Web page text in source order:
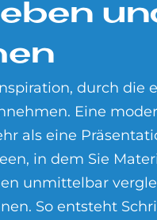
durch die
Eine
als eine
in dem Sie
unmittelbar
So entsteht